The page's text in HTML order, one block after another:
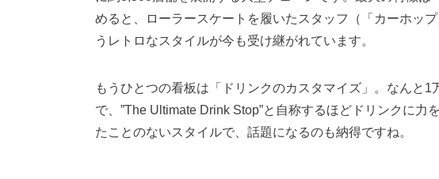
めると、ローラースケートを履いたスタッフ（「カーホッ
うレトロなスタイルが今も受け継がれています。
もうひとつの看板は「ドリンクのカスタマイズ」。なんと
で、”The Ultimate Drink Stop”と自称するほどドリンクに力
たことのないスタイルで、話題になるのも納得ですね。